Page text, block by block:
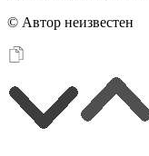
© Автор неизвестен